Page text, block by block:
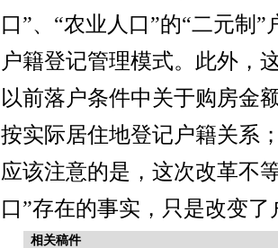
口”、“农业人口”的“二元制
户籍登记管理模式。此外，
以前落户条件中关于购房金
按实际居住地登记户籍关系
应该注意的是，这次改革不
口”存在的事实，只是改变
相关稿件